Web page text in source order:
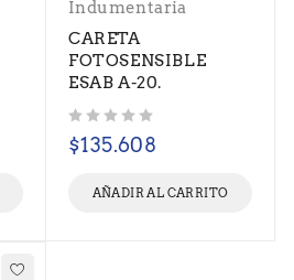
Indumentaria
CARETA
FOTOSENSIBLE
ESAB A-20.
$135.608
AÑADIR AL CARRITO